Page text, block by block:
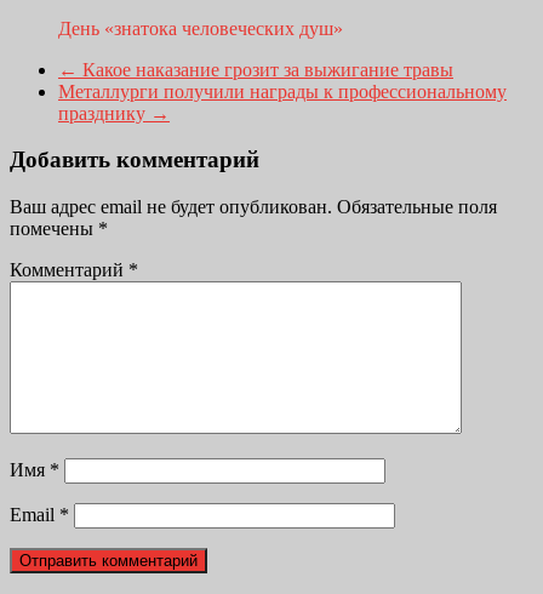
День «знатока человеческих душ»
← Какое наказание грозит за выжигание травы
Металлурги получили награды к профессиональному
празднику →
Добавить комментарий
Ваш адрес email не будет опубликован. Обязательные поля
помечены *
Комментарий *
Имя *
Email *